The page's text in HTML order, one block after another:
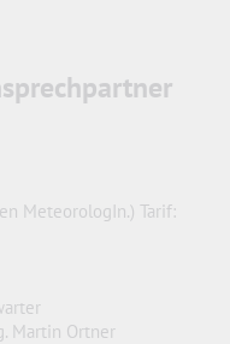
MeteorologIn.) Tarif:
Martin Ortner